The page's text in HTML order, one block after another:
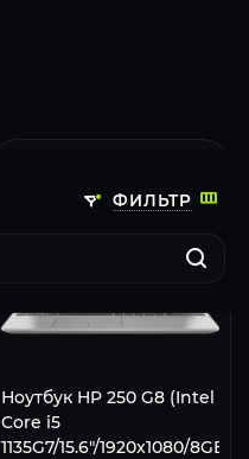
ФИЛЬТР
Ноутбук HP 250 G8 (Intel
Core i5
1135G7/15.6"/1920x1080/8GB/